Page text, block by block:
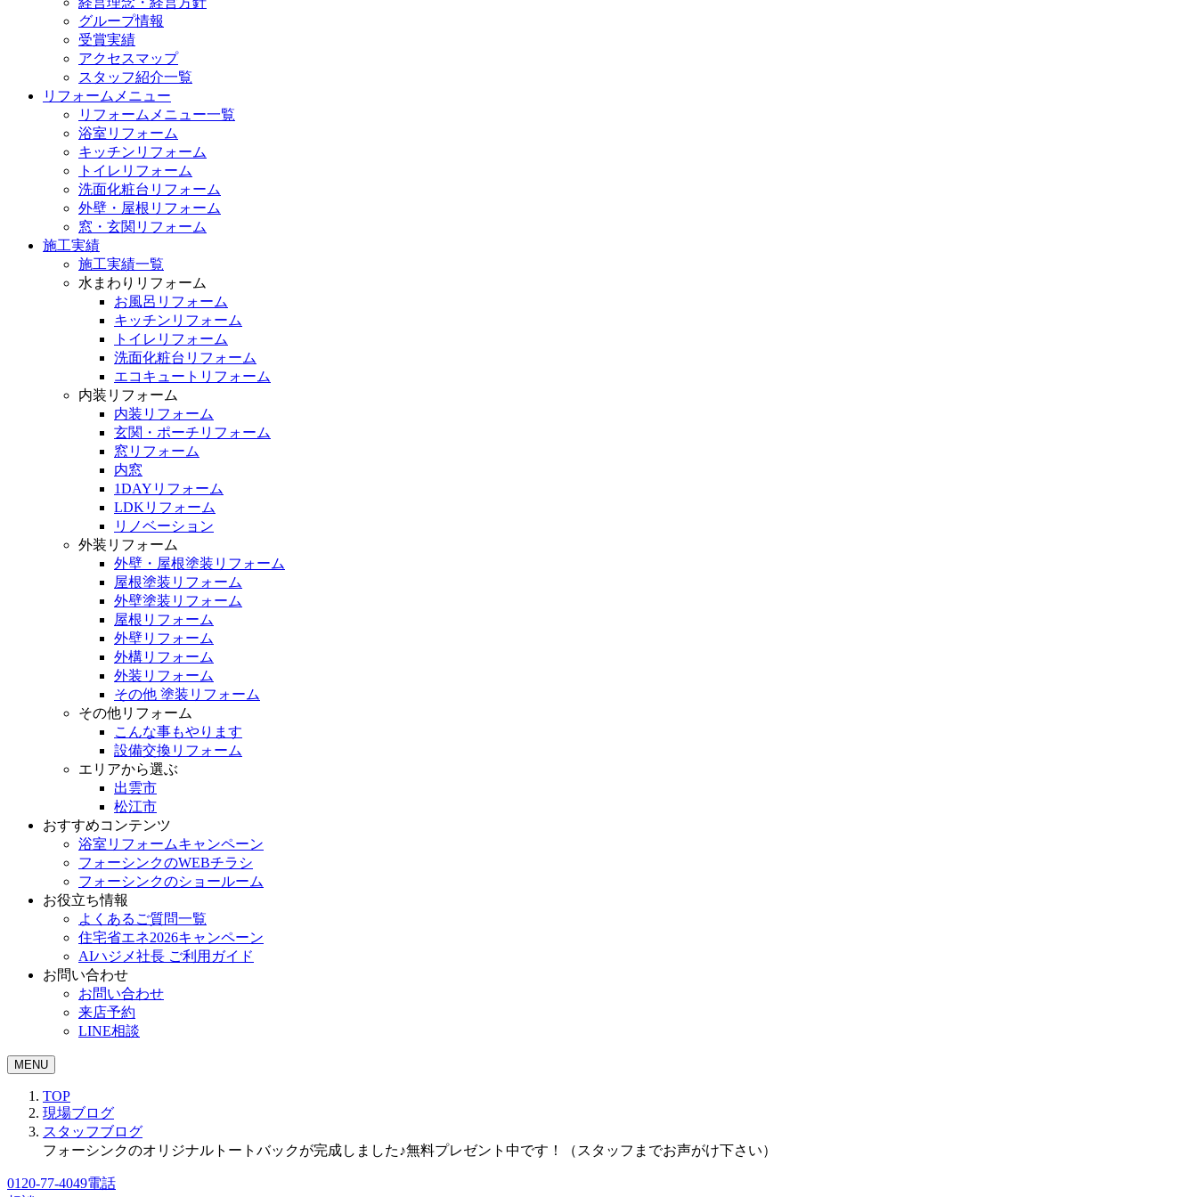
グループ情報
受賞実績
アクセスマップ
スタッフ紹介一覧
リフォームメニュー
リフォームメニュー一覧
浴室リフォーム
キッチンリフォーム
トイレリフォーム
洗面化粧台リフォーム
外壁・屋根リフォーム
窓・玄関リフォーム
施工実績
施工実績一覧
水まわりリフォーム
お風呂リフォーム
キッチンリフォーム
トイレリフォーム
洗面化粧台リフォーム
エコキュートリフォーム
内装リフォーム
内装リフォーム
玄関・ポーチリフォーム
窓リフォーム
内窓
1DAYリフォーム
LDKリフォーム
リノベーション
外装リフォーム
外壁・屋根塗装リフォーム
屋根塗装リフォーム
外壁塗装リフォーム
屋根リフォーム
外壁リフォーム
外構リフォーム
外装リフォーム
その他 塗装リフォーム
その他リフォーム
こんな事もやります
設備交換リフォーム
エリアから選ぶ
出雲市
松江市
おすすめコンテンツ
浴室リフォームキャンペーン
フォーシンクのWEBチラシ
フォーシンクのショールーム
お役立ち情報
よくあるご質問一覧
住宅省エネ2026キャンペーン
AIハジメ社長 ご利用ガイド
お問い合わせ
お問い合わせ
来店予約
LINE相談
MENU
TOP
現場ブログ
スタッフブログ
フォーシンクのオリジナルトートバックが完成しました♪無料プレゼント中です！（スタッフまでお声がけ下さい）
0120-77-4049電話